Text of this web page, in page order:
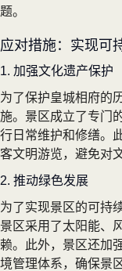
题。
应对措施：实现可
1. 加强文化遗产保护
为了保护皇城相府的
施。景区成立了专门
行日常维护和修缮。
客文明游览，避免对
2. 推动绿色发展
为了实现景区的可持
景区采用了太阳能、
赖。此外，景区还加
境管理体系，确保景